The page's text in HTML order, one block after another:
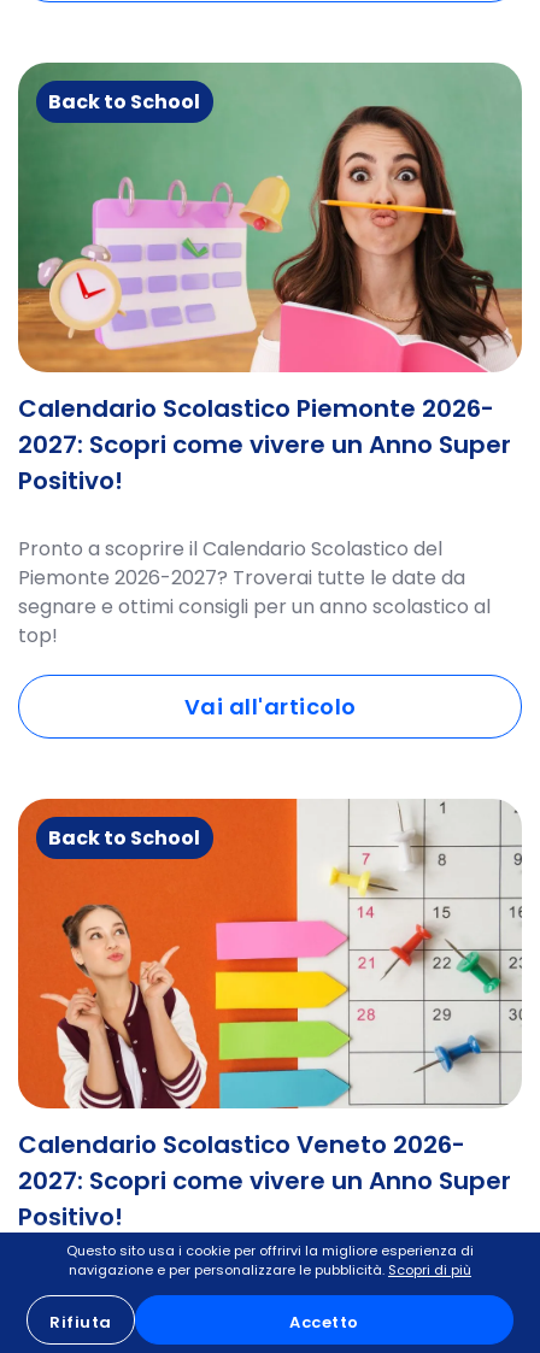
Back to School
Calendario Scolastico Piemonte 2026-
2027: Scopri come vivere un Anno Super
Positivo!
Pronto a scoprire il Calendario Scolastico del
Piemonte 2026-2027? Troverai tutte le date da
segnare e ottimi consigli per un anno scolastico al
top!
Vai all'articolo
Back to School
Calendario Scolastico Veneto 2026-
2027: Scopri come vivere un Anno Super
Positivo!
Vuoi Conoscere il Calendario Scolastico del Veneto
2026-2027? Scopri le Date per Vivere un Anno Super
Positivo e Organizzarti al Meglio!
Questo sito usa i cookie per offrirvi la migliore esperienza di
navigazione e per personalizzare le pubblicità. Scopri di più
Rifiuta Accetto